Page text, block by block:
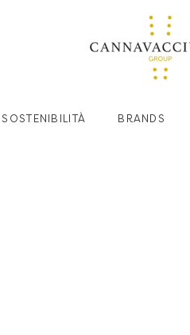
SOSTENIBILITÀ BRANDS